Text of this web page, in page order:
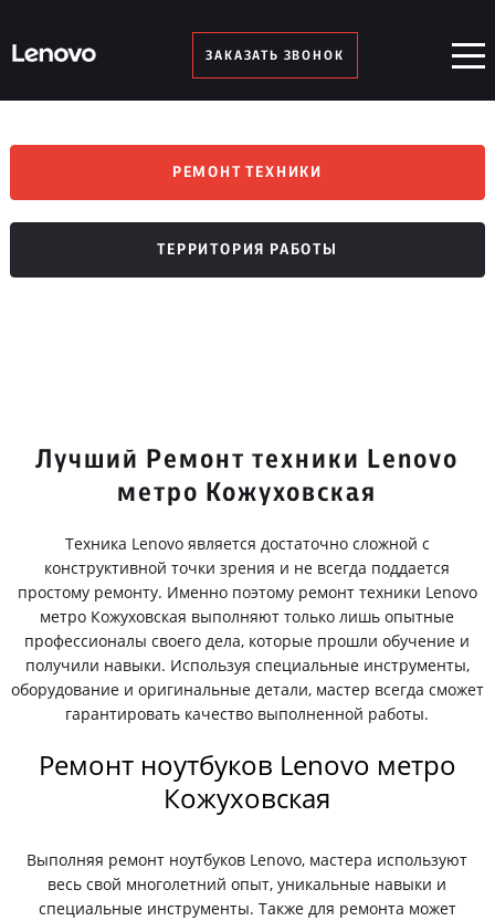
ЗАКАЗАТЬ ЗВОНОК
РЕМОНТ ТЕХНИКИ
ТЕРРИТОРИЯ РАБОТЫ
Лучший Ремонт техники Lenovo
метро Кожуховская
Техника Lenovo является достаточно сложной с
конструктивной точки зрения и не всегда поддается
простому ремонту. Именно поэтому ремонт техники Lenovo
метро Кожуховская выполняют только лишь опытные
профессионалы своего дела, которые прошли обучение и
получили навыки. Используя специальные инструменты,
оборудование и оригинальные детали, мастер всегда сможет
гарантировать качество выполненной работы.
Ремонт ноутбуков Lenovo метро
Кожуховская
Выполняя ремонт ноутбуков Lenovo, мастера используют
весь свой многолетний опыт, уникальные навыки и
специальные инструменты. Также для ремонта может